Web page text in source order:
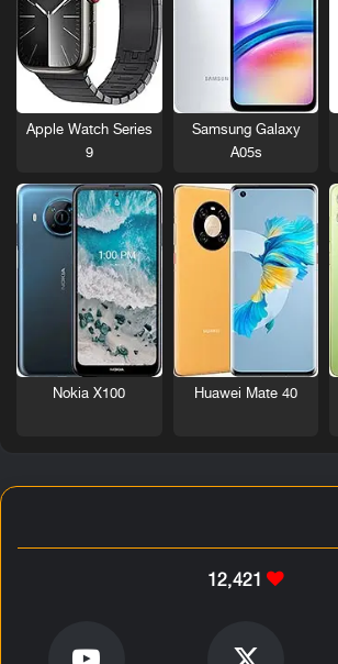
Samsung Galaxy
A05s
Apple Watch Series
9
Huawei Mate 40
Nokia X100
12٬421